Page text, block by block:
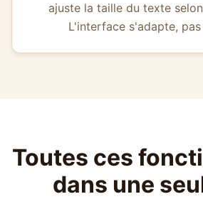
ajuste la taille du texte
L'interface s'adapte,
Toutes ces
dans une